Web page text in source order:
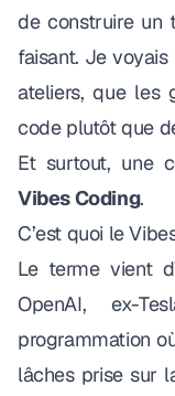
de construire un
faisant. Je voyais
ateliers, que les
code plutôt que
Et surtout, une
Vibes Coding.
C’est quoi le
Le terme vient
OpenAI, ex-
programmation
lâches prise sur